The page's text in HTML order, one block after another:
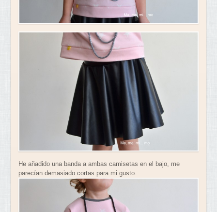
He añadido una banda a ambas camisetas en el bajo, me
parecían demasiado cortas para mi gusto.